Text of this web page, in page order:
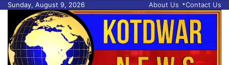
Skip
content
Sunday, August 9, 2026 About Us Contact Us